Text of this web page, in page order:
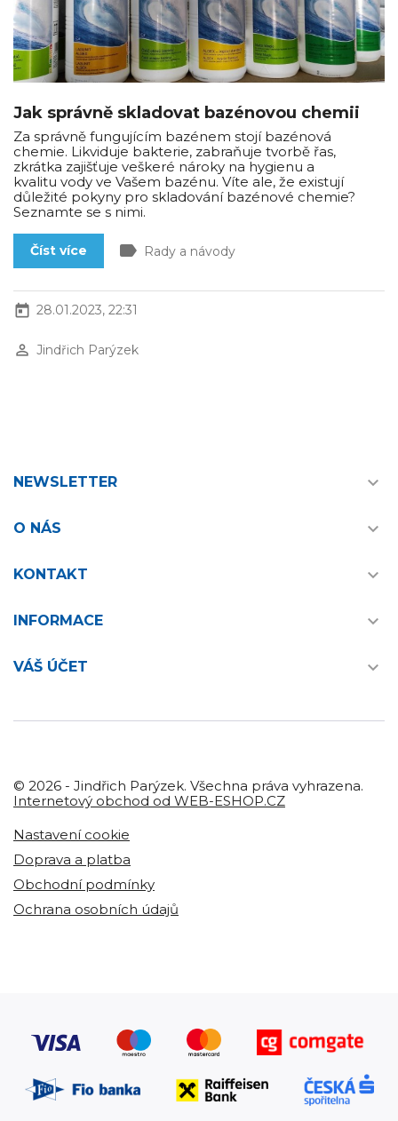
Jak správně skladovat bazénovou chemii
Za správně fungujícím bazénem stojí bazénová
chemie. Likviduje bakterie, zabraňuje tvorbě řas,
zkrátka zajišťuje veškeré nároky na hygienu a
kvalitu vody ve Vašem bazénu. Víte ale, že existují
důležité pokyny pro skladování bazénové chemie?
Seznamte se s nimi.
Číst více label Rady a návody
today 28.01.2023, 22:31
perm_identity Jindřich Parýzek
NEWSLETTER 
O NÁS 
KONTAKT 
INFORMACE 
VÁŠ ÚČET 
© 2026 - Jindřich Parýzek. Všechna práva vyhrazena.
Internetový obchod od WEB-ESHOP.CZ
Nastavení cookie
Doprava a platba
Obchodní podmínky
Ochrana osobních údajů